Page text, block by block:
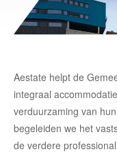
Aestate helpt de
integraal
verduurzaming van
begeleiden we het
de verdere